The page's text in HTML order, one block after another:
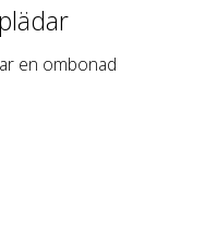
en ombonad